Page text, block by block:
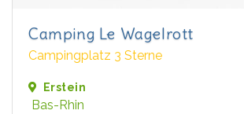
Camping Le Wagelrott
Campingplatz 3 Sterne
Erstein
Bas-Rhin